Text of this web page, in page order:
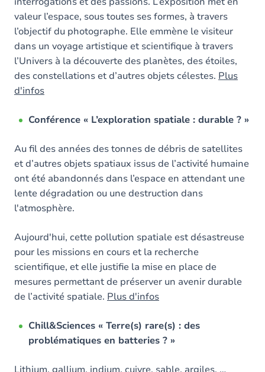
valeur l’espace, sous toutes ses formes, à travers
l’objectif du photographe. Elle emmène le visiteur
dans un voyage artistique et scientifique à travers
l’Univers à la découverte des planètes, des étoiles,
des constellations et d’autres objets célestes. Plus
d'infos
Conférence « L’exploration spatiale : durable ? »
Au fil des années des tonnes de débris de satellites
et d’autres objets spatiaux issus de l’activité humaine
ont été abandonnés dans l’espace en attendant une
lente dégradation ou une destruction dans
l'atmosphère.
Aujourd'hui, cette pollution spatiale est désastreuse
pour les missions en cours et la recherche
scientifique, et elle justifie la mise en place de
mesures permettant de préserver un avenir durable
de l’activité spatiale. Plus d'infos
Chill&Sciences « Terre(s) rare(s) : des
problématiques en batteries ? »